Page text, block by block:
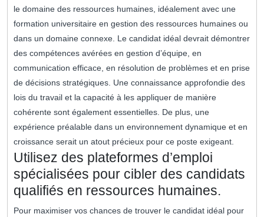
le domaine des ressources humaines, idéalement avec une
formation universitaire en gestion des ressources humaines ou
dans un domaine connexe. Le candidat idéal devrait démontrer
des compétences avérées en gestion d’équipe, en
communication efficace, en résolution de problèmes et en prise
de décisions stratégiques. Une connaissance approfondie des
lois du travail et la capacité à les appliquer de manière
cohérente sont également essentielles. De plus, une
expérience préalable dans un environnement dynamique et en
croissance serait un atout précieux pour ce poste exigeant.
Utilisez des plateformes d’emploi
spécialisées pour cibler des candidats
qualifiés en ressources humaines.
Pour maximiser vos chances de trouver le candidat idéal pour